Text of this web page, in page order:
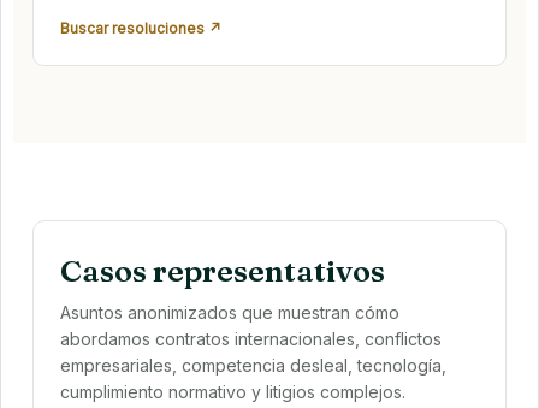
Buscar resoluciones ↗
Casos representativos
Asuntos anonimizados que muestran cómo
abordamos contratos internacionales, conflictos
empresariales, competencia desleal, tecnología,
cumplimiento normativo y litigios complejos.